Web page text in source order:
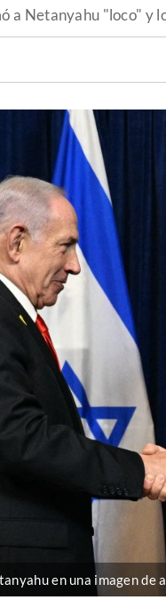
a Netanyahu "loco" y
en una imagen de